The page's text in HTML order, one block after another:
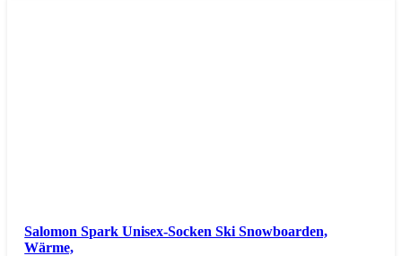
Salomon Spark Unisex-Socken Ski Snowboarden,
Wärme,